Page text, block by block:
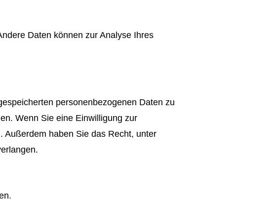
Daten können zur Analyse Ihres
personenbezogenen Daten zu
Wenn Sie eine Einwilligung zur
Außerdem haben Sie das Recht, unter